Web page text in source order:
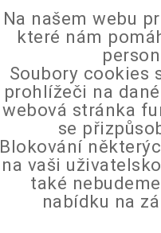
Na našem webu
které nám
Soubory cookies
prohlížeči na
webová stránka
se
Blokování
na vaši
také
nabídku na